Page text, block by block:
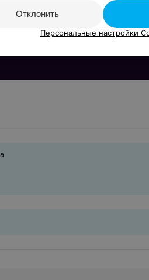
Отклонить
Персональные настройки